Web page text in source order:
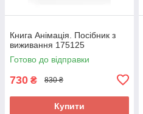
Книга Анімація. Посібник з
виживання 175125
Готово до відправки
730 ₴ 830 ₴
Купити